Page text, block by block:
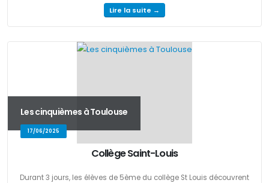
Lire la suite →
Les cinquièmes à Toulouse
17/06/2025
Collège Saint-Louis
Durant 3 jours, les élèves de 5ème du collège St Louis découvrent